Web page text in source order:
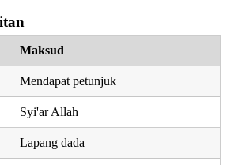
Maksud
Mendapat petunjuk
Syi'ar Allah
Lapang dada